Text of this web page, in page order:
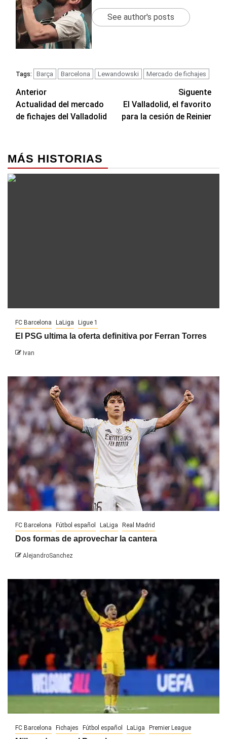
See author's posts
Tags: Barça Barcelona Lewandowski Mercado de fichajes
Navegación
de
Anterior
Actualidad del mercado
de fichajes del Valladolid
Siguente
El Valladolid, el favorito
para la cesión de Reinier
MÁS HISTORIAS
FC Barcelona LaLiga Ligue 1
El PSG ultima la oferta definitiva por Ferran Torres
Ivan
FC Barcelona Fútbol español LaLiga Real Madrid
Dos formas de aprovechar la cantera
AlejandroSanchez
FC Barcelona Fichajes Fútbol español LaLiga Premier League